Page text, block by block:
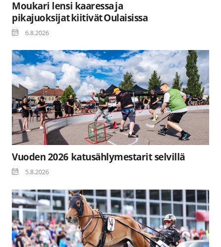
Moukari lensi kaaressa ja
pikajuoksijat kiitivät Oulaisissa
6.8.2026
Vuoden 2026 katusählymestarit selvillä
5.8.2026